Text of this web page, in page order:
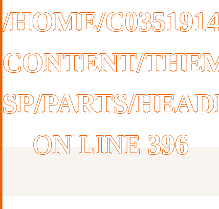
/HOME/
CONTENT/
SP/PARTS/
ON LINE 396